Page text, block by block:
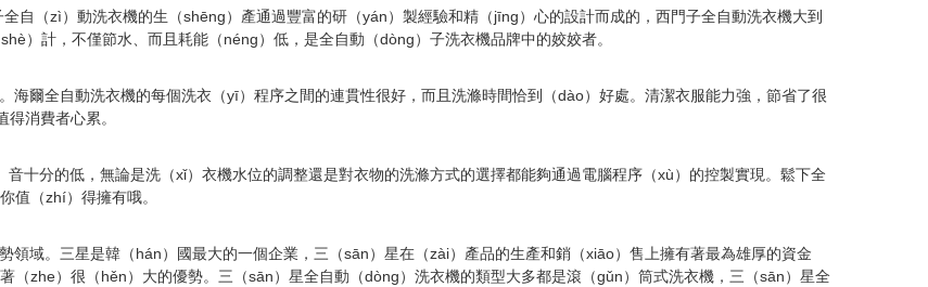
自（zì）動洗衣機的生（shēng）產通過豐富的研（yán）製經驗和精（jīng）心的設計而成的，西門子全自動洗衣機大到
）計，不僅節水、而且耗能（néng）低，是全自動（dòng）子洗衣機品牌中的姣姣者。
海爾全自動洗衣機的每個洗衣（yī）程序之間的連貫性很好，而且洗滌時間恰到（dào）好處。清潔衣服能力強，節省了很
消費者心累。
十分的低，無論是洗（xǐ）衣機水位的調整還是對衣物的洗滌方式的選擇都能夠通過電腦程序（xù）的控製實現。鬆下全
值（zhí）得擁有哦。
領域。三星是韓（hán）國最大的一個企業，三（sān）星在（zài）產品的生產和銷（xiāo）售上擁有著最為雄厚的資金
（zhe）很（hěn）大的優勢。三（sān）星全自動（dòng）洗衣機的類型大多都是滾（gǔn）筒式洗衣機，三（sān）星全